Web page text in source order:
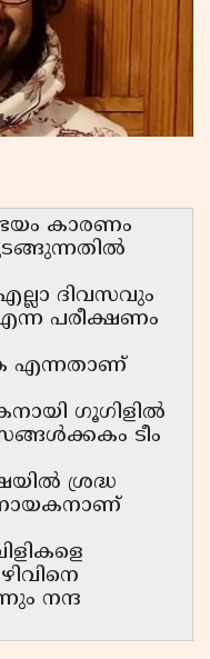
കാരണം
ദിവസവും
പരീക്ഷണം
എന്നതാണ്
ഗൂഗിളിൽ
ടീം
ശ്രദ്ധ
നായകനാണ്
നന്ദ